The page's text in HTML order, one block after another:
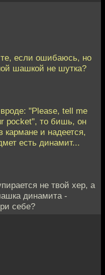
если ошибаюсь, но
шашкой не шутка?
"Please, tell me
pocket", то бишь, он
кармане и надеется,
есть динамит...
не твой хер, а
динамита -
себе?